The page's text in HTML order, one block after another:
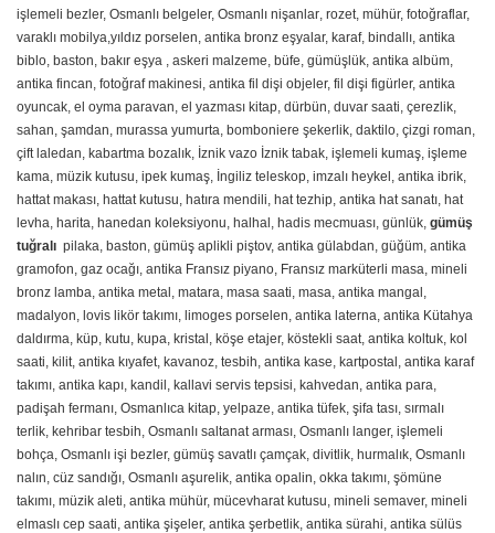
işlemeli bezler, Osmanlı belgeler, Osmanlı nişanlar, rozet, mühür, fotoğraflar,
varaklı mobilya,yıldız porselen, antika bronz eşyalar, karaf, bindallı, antika
biblo, baston, bakır eşya , askeri malzeme, büfe, gümüşlük, antika albüm,
antika fincan, fotoğraf makinesi, antika fil dişi objeler, fil dişi figürler, antika
oyuncak, el oyma paravan, el yazması kitap, dürbün, duvar saati, çerezlik,
sahan, şamdan, murassa yumurta, bomboniere şekerlik, daktilo, çizgi roman,
çift laledan, kabartma bozalık, İznik vazo İznik tabak, işlemeli kumaş, işleme
kama, müzik kutusu, ipek kumaş, İngiliz teleskop, imzalı heykel, antika ibrik,
hattat makası, hattat kutusu, hatıra mendili, hat tezhip, antika hat sanatı, hat
levha, harita, hanedan koleksiyonu, halhal, hadis mecmuası, günlük, gümüş
tuğralı pilaka, baston, gümüş aplikli piştov, antika gülabdan, güğüm, antika
gramofon, gaz ocağı, antika Fransız piyano, Fransız marküterli masa, mineli
bronz lamba, antika metal, matara, masa saati, masa, antika mangal,
madalyon, lovis likör takımı, limoges porselen, antika laterna, antika Kütahya
daldırma, küp, kutu, kupa, kristal, köşe etajer, köstekli saat, antika koltuk, kol
saati, kilit, antika kıyafet, kavanoz, tesbih, antika kase, kartpostal, antika karaf
takımı, antika kapı, kandil, kallavi servis tepsisi, kahvedan, antika para,
padişah fermanı, Osmanlıca kitap, yelpaze, antika tüfek, şifa tası, sırmalı
terlik, kehribar tesbih, Osmanlı saltanat arması, Osmanlı langer, işlemeli
bohça, Osmanlı işi bezler, gümüş savatlı çamçak, divitlik, hurmalık, Osmanlı
nalın, cüz sandığı, Osmanlı aşurelik, antika opalin, okka takımı, şömüne
takımı, müzik aleti, antika mühür, mücevharat kutusu, mineli semaver, mineli
elmaslı cep saati, antika şişeler, antika şerbetlik, antika sürahi, antika sülüs